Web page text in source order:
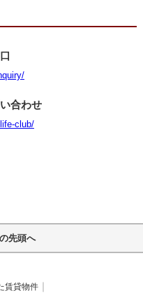
合わせ
club/
先頭へ
賃貸物件